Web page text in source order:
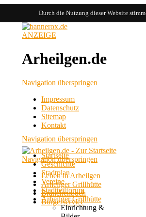
Durch die Nutzung dieser Website
ANZEIGE
Arheilgen.de
Navigation überspringen
Impressum
Datenschutz
Sitemap
Kontakt
Navigation überspringen
Leben in Arheilgen
Arheilger Grillhütte
Branchenbuch
Bürgerservice
Navigation überspringen
Startseite
Geschichte
Stadtplan
Vereine
Stadtteilforum
Arheilger Grillhütte
Einrichtung &